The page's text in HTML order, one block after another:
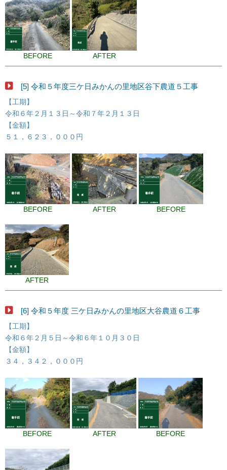
BEFORE AFTER
[5] 令和５年度三ケ日みかんの里地区谷下農道５工事
【工期】
令和６年２月１３日～令和７年２月１３日
【金額】
５１，６２３，０００円
BEFORE AFTER BEFORE
AFTER
[6] 令和５年度 三ケ日みかんの里地区大谷農道６工事
【工期】
令和６年２月５日～令和６年１０月３０日
【金額】
３４，３４２，０００円
BEFORE AFTER BEFORE